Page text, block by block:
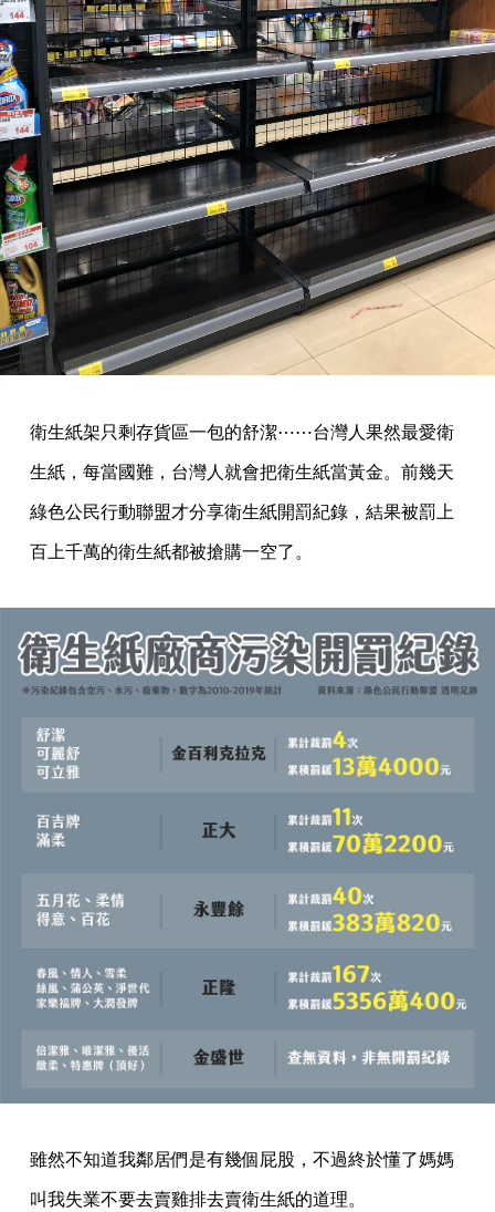
衛生紙架只剩存貨區一包的舒潔⋯⋯台灣人果然最愛衛
生紙，每當國難，台灣人就會把衛生紙當黃金。前幾天
綠色公民行動聯盟才分享衛生紙開罰紀錄，結果被罰上
百上千萬的衛生紙都被搶購一空了。
雖然不知道我鄰居們是有幾個屁股，不過終於懂了媽媽
叫我失業不要去賣雞排去賣衛生紙的道理。